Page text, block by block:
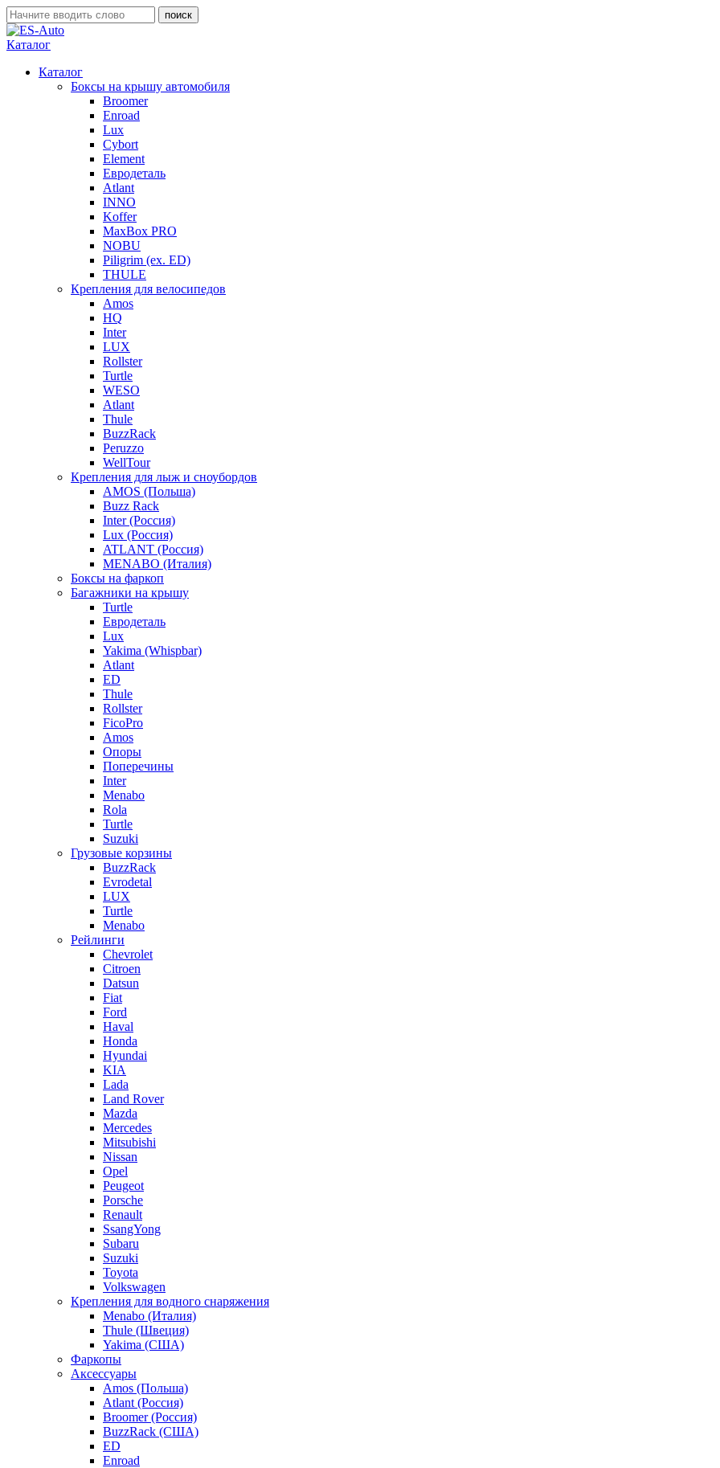
Каталог
Каталог
Боксы на крышу автомобиля
Broomer
Enroad
Lux
Cybort
Element
Евродеталь
Atlant
INNO
Koffer
MaxBox PRO
NOBU
Piligrim (ex. ED)
THULE
Крепления для велосипедов
Amos
HQ
Inter
LUX
Rollster
Turtle
WESO
Atlant
Thule
BuzzRack
Peruzzo
WellTour
Крепления для лыж и сноубордов
AMOS (Польша)
Buzz Rack
Inter (Россия)
Lux (Россия)
ATLANT (Россия)
MENABO (Италия)
Боксы на фаркоп
Багажники на крышу
Turtle
Евродеталь
Lux
Yakima (Whispbar)
Atlant
ED
Thule
Rollster
FicoPro
Amos
Опоры
Поперечины
Inter
Menabo
Rola
Turtle
Suzuki
Грузовые корзины
BuzzRack
Evrodetal
LUX
Turtle
Menabo
Рейлинги
Chevrolet
Citroen
Datsun
Fiat
Ford
Haval
Honda
Hyundai
KIA
Lada
Land Rover
Mazda
Mercedes
Mitsubishi
Nissan
Opel
Peugeot
Porsche
Renault
SsangYong
Subaru
Suzuki
Toyota
Volkswagen
Крепления для водного снаряжения
Menabo (Италия)
Thule (Швеция)
Yakima (США)
Фаркопы
Аксессуары
Amos (Польша)
Atlant (Россия)
Broomer (Россия)
BuzzRack (США)
ED
Enroad